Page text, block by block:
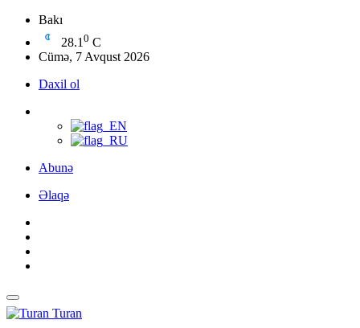
Bakı
28.1 0 C
Cümə, 7 Avqust 2026
Daxil ol
Abunə
Əlaqə
Turan